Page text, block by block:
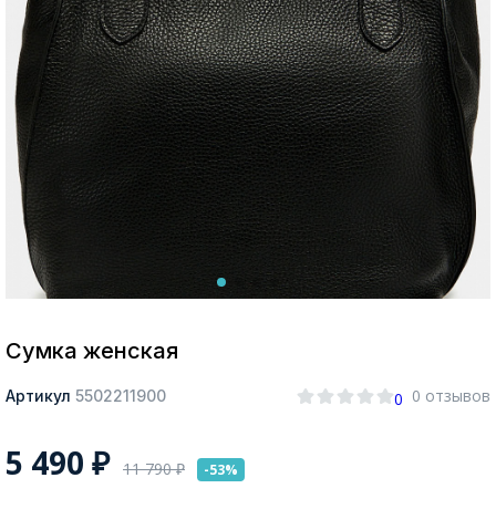
Москва
Да, все верно Изменить город
О компании
Сумка женская
Артикул 5502211900 0 0 отзывов
5 490 ₽ 11 790₽ -53%